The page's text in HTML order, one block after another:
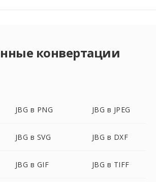
конвертации
JBG в PNG JBG в JPEG
JBG в SVG JBG в DXF
JBG в GIF JBG в TIFF